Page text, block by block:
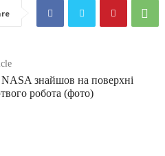
знайшов на поверхні
робота (фото)